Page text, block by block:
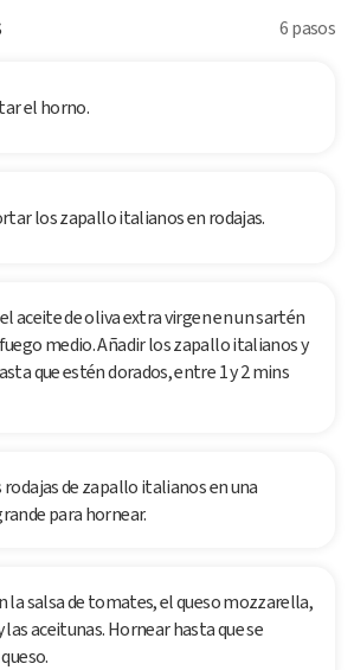
6 pasos
el horno.
los zapallo italianos en rodajas.
aceite de oliva extra virgen en un sartén
medio. Añadir los zapallo italianos y
que estén dorados, entre 1 y 2 mins
rodajas de zapallo italianos en una
para hornear.
la salsa de tomates, el queso mozzarella,
las aceitunas. Hornear hasta que se